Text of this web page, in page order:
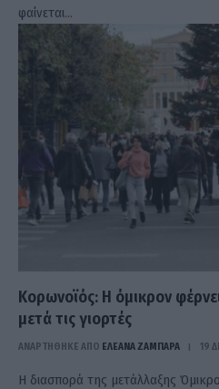
φαίνεται…
Κορωνοϊός: Η όμικρον
μετά τις γιορτές
ΑΝΑΡΤΗΘΗΚΕ ΑΠΟ ΕΛΕΑΝΑ ΖΑΜΠΑΡΑ 19
H διασπορά της μετάλλαξης